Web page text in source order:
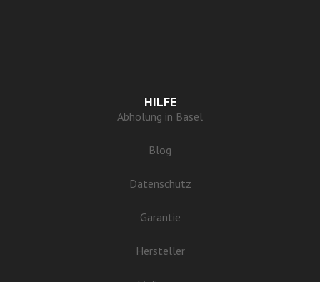
HILFE
Abholung in Basel
Blog
Datenschutz
Garantie
Hersteller